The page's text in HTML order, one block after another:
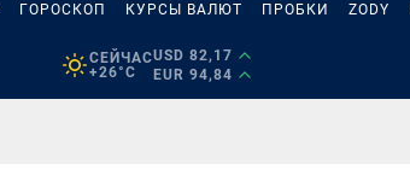
ГОРОСКОП КУРСЫ ВАЛЮТ ПРОБКИ ZODY
СЕЙЧАС
+26°C
USD 82,17
EUR 94,84